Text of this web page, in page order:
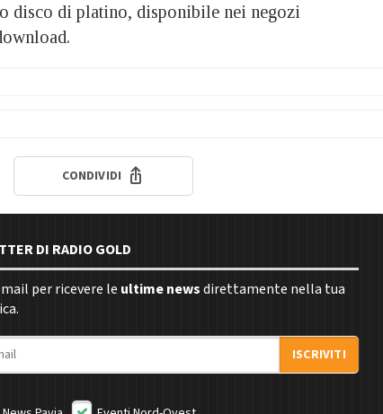
disco di platino, disponibile nei negozi
CONDIVIDI
DI RADIO GOLD
per ricevere le ultime newsdirettamente nella tua
ISCRIVITI